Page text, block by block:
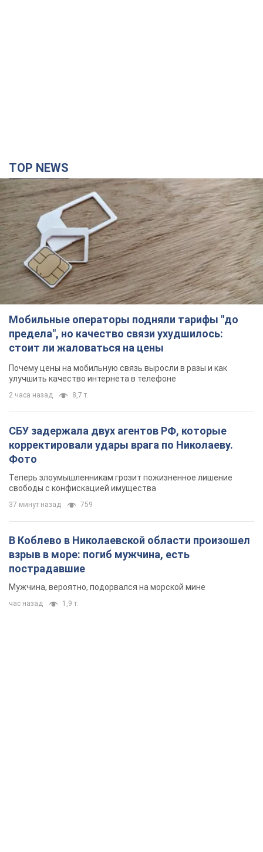
TOP NEWS
Мобильные операторы подняли тарифы "до
предела", но качество связи ухудшилось:
стоит ли жаловаться на цены
Почему цены на мобильную связь выросли в разы и как
улучшить качество интернета в телефоне
2 часа назад 8,7 т.
СБУ задержала двух агентов РФ, которые
корректировали удары врага по Николаеву.
Фото
Теперь злоумышленникам грозит пожизненное лишение
свободы с конфискацией имущества
37 минут назад 759
В Коблево в Николаевской области произошел
взрыв в море: погиб мужчина, есть
пострадавшие
Мужчина, вероятно, подорвался на морской мине
час назад 1,9 т.